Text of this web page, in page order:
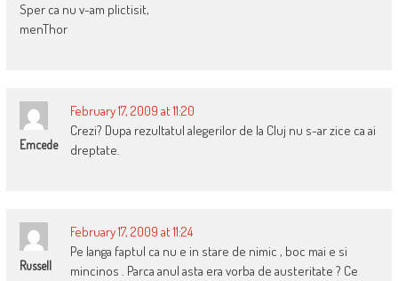
Sper ca nu v-am plictisit,
menThor
Emcede
February 17, 2009 at 11:20
Crezi? Dupa rezultatul alegerilor de la Cluj nu s-ar zice ca ai
dreptate.
Russell
February 17, 2009 at 11:24
Pe langa faptul ca nu e in stare de nimic , boc mai e si
mincinos . Parca anul asta era vorba de austeritate ? Ce